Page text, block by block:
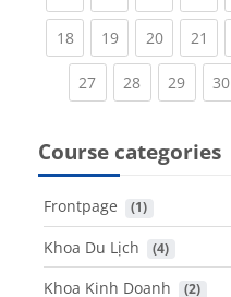
18(current)
19(current)
20(current)
21
27(current)
28(current)
29 30
Course categories
Frontpage (1)
Khoa Du Lịch (4)
Khoa Kinh Doanh (2)